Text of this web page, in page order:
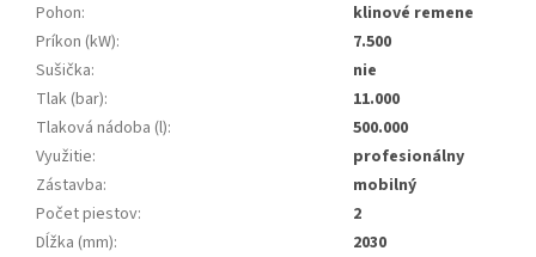
Pohon:
klinové remene
Príkon (kW):
7.500
Sušička:
nie
Tlak (bar):
11.000
Tlaková nádoba (l):
500.000
Využitie:
profesionálny
Zástavba:
mobilný
Počet piestov:
2
Dĺžka (mm):
2030